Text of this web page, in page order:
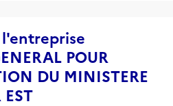
POUR
DU MINISTERE